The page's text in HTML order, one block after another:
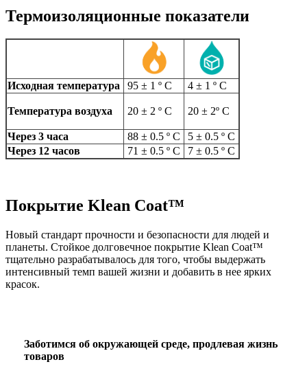
Термоизоляционные показатели
Исходная температура 95 ± 1 º C 4 ± 1 º C
Температура воздуха 20 ± 2 º C 20 ± 2º C
Через 3 часа 88 ± 0.5 º C
5 ± 0.5 º C
Через 12 часов
71 ± 0.5 º C 7 ± 0.5 º C
Покрытие Klean Coat™
Новый стандарт прочности и безопасности для людей и
планеты. Стойкое долговечное покрытие Klean Coat™
тщательно разрабатывалось для того, чтобы выдержать
интенсивный темп вашей жизни и добавить в нее ярких
красок.
Заботимся об окружающей среде, продлевая жизнь
товаров